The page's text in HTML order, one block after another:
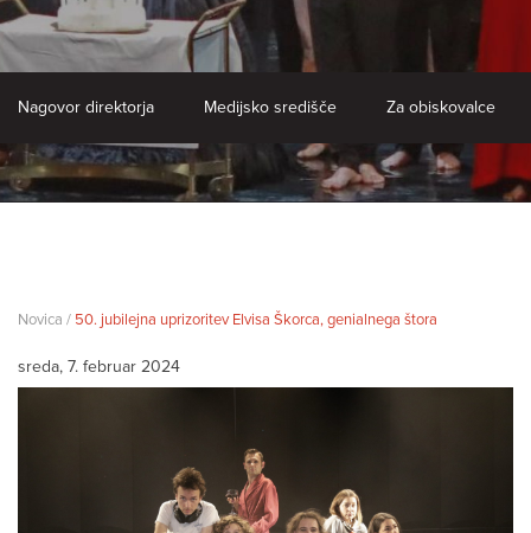
Nagovor direktorja Medijsko središče Za obiskovalce
Novica / 50. jubilejna uprizoritev Elvisa Škorca, genialnega štora
sreda, 7. februar 2024